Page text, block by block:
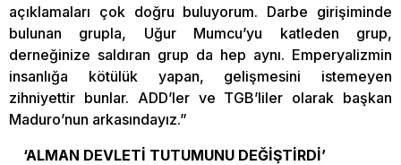
açıklamaları çok doğru buluyorum. Darbe girişiminde
bulunan grupla, Uğur Mumcu’yu katleden grup,
derneğinize saldıran grup da hep aynı. Emperyalizmin
insanlığa kötülük yapan, gelişmesini istemeyen
zihniyettir bunlar. ADD’ler ve TGB’liler olarak başkan
Maduro’nun arkasındayız.”
‘ALMAN DEVLETİ TUTUMUNU DEĞİŞTİRDİ’